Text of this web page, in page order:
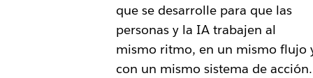
que se desarrolle para que las
personas y la IA trabajen al
mismo ritmo, en un mismo flujo
con un mismo sistema de acción.